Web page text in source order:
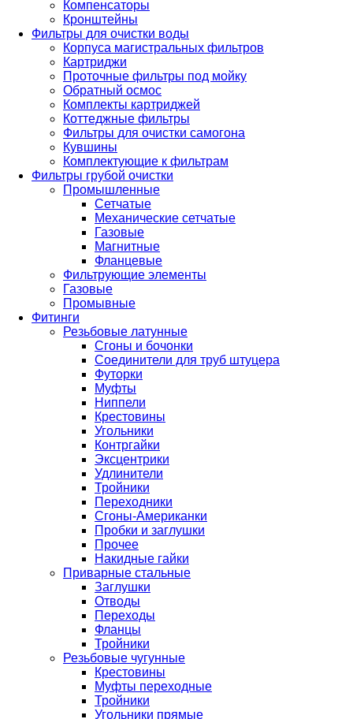
Компенсаторы
Кронштейны
Фильтры для очистки воды
Корпуса магистральных фильтров
Картриджи
Проточные фильтры под мойку
Обратный осмос
Комплекты картриджей
Коттеджные фильтры
Фильтры для очистки самогона
Кувшины
Комплектующие к фильтрам
Фильтры грубой очистки
Промышленные
Сетчатые
Механические сетчатые
Газовые
Магнитные
Фланцевые
Фильтрующие элементы
Газовые
Промывные
Фитинги
Резьбовые латунные
Сгоны и бочонки
Соединители для труб штуцера
Футорки
Муфты
Ниппели
Крестовины
Угольники
Контргайки
Эксцентрики
Удлинители
Тройники
Переходники
Сгоны-Американки
Пробки и заглушки
Прочее
Накидные гайки
Приварные стальные
Заглушки
Отводы
Переходы
Фланцы
Тройники
Резьбовые чугунные
Крестовины
Муфты переходные
Тройники
Угольники прямые